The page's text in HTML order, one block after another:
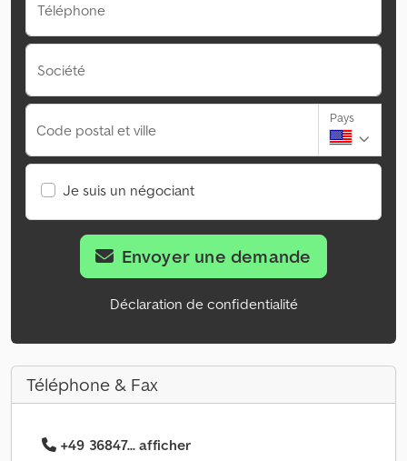
Téléphone
Société
Code postal et ville
Pays
Je suis un négociant
Envoyer une demande
Déclaration de confidentialité
Téléphone & Fax
+49 36847... afficher